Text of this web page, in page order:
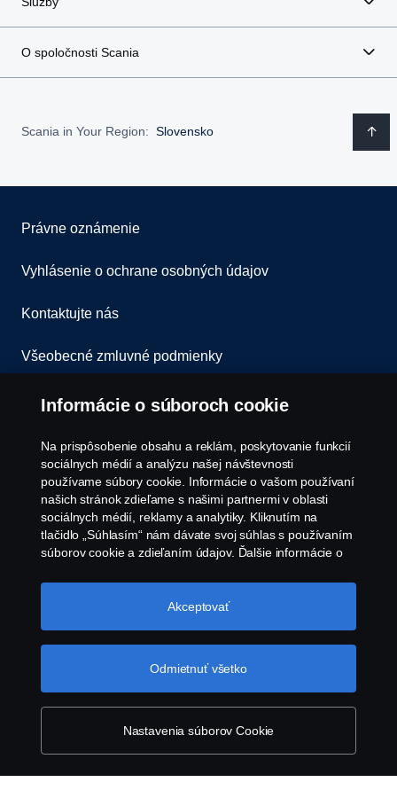
O spoločnosti Scania
Scania in Your Region: Slovensko
Právne oznámenie
Vyhlásenie o ochrane osobných údajov
Kontaktujte nás
Všeobecné zmluvné podmienky
Oznámenie porušenia predpisov
Zásady Cookies
Zásady používania súborov cookie spoločnosti
Scania
Scania Slovakia s.r.o., Diaľničná cesta 4570/2A,
903 01 Senec, Slovenská republika, Tel: +421 2
482 08 311
Informácie o súboroch cookie
Na prispôsobenie obsahu a reklám, poskytovanie funkcií
sociálnych médií a analýzu našej návštevnosti
používame súbory cookie. Informácie o vašom používaní
našich stránok zdieľame s našimi partnermi v oblasti
sociálnych médií, reklamy a analytiky. Kliknutím na
tlačidlo „Súhlasím“ nám dávate svoj súhlas s používaním
súborov cookie a zdieľaním údajov. Ďalšie informácie o
o súboroch cookie, ktorú nájdete kliknutím na odkaz za
týmto textom. Svoje súbory cookie môžete spravovať tiež
Nastavenia súborov Cookie
Odmietnuť všetko
Akceptovať